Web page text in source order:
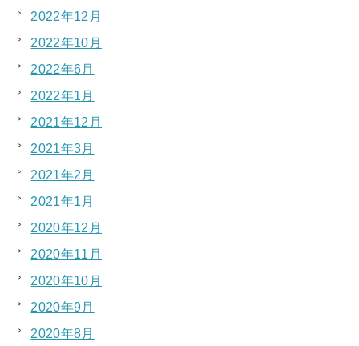
2022年12月
2022年10月
2022年6月
2022年1月
2021年12月
2021年3月
2021年2月
2021年1月
2020年12月
2020年11月
2020年10月
2020年9月
2020年8月